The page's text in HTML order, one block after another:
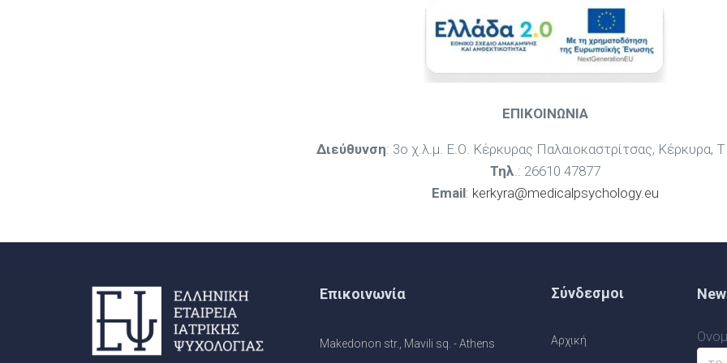
ΕΠΙΚΟΙΝΩΝΙΑ
Διεύθυνση: 3ο χ.λ.μ. Ε.Ο. Κέρκυρας Παλαιοκαστρίτσας, Κέρκυρα,
Τηλ .: 26610 47877
Email: kerkyra@medicalpsychology.eu
Επικοινωνία
Makedonon str., Mavili sq. - Athens
Σύνδεσμοι
Αρχική